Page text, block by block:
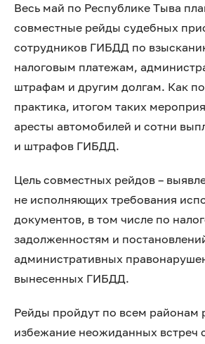
Весь май по Республике Тыва
совместные рейды судебных
сотрудников ГИБДД по
налоговым платежам,
штрафам и другим долгам. Как
практика, итогом таких
аресты автомобилей и сотни
и штрафов ГИБДД.
Цель совместных рейдов –
не исполняющих требования
документов, в том числе по
задолженностям и
административных
вынесенных ГИБДД.
Рейды пройдут по всем районам
избежание неожиданных встреч